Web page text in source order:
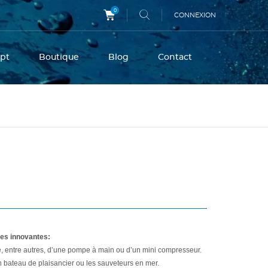
0
CONNEXION
Boutique Blog Contact
innovantes:
autres, d’une pompe à main ou d’un mini compresseur.
bateau de plaisancier ou les sauveteurs en mer.